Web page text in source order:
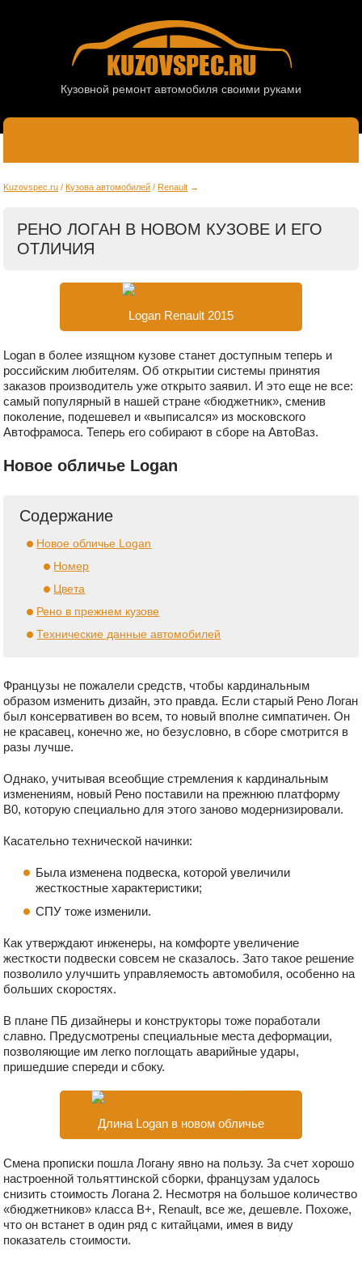
Кузовной ремонт автомобиля своими руками
Kuzovspec.ru Кузова автомобилей Renault
РЕНО ЛОГАН В НОВОМ КУЗОВЕ И ЕГО
ОТЛИЧИЯ
Logan Renault 2015
Logan в более изящном кузове станет доступным теперь и
российским любителям. Об открытии системы принятия
заказов производитель уже открыто заявил. И это еще не все:
самый популярный в нашей стране «бюджетник», сменив
поколение, подешевел и «выписался» из московского
Автофрамоса. Теперь его собирают в сборе на АвтоВаз.
Новое обличье Logan
Содержание
Новое обличье Logan
Номер
Цвета
Рено в прежнем кузове
Технические данные автомобилей
Французы не пожалели средств, чтобы кардинальным
образом изменить дизайн, это правда. Если старый Рено Логан
был консервативен во всем, то новый вполне симпатичен. Он
не красавец, конечно же, но безусловно, в сборе смотрится в
разы лучше.
Однако, учитывая всеобщие стремления к кардинальным
изменениям, новый Рено поставили на прежнюю платформу
В0, которую специально для этого заново модернизировали.
Касательно технической начинки:
Была изменена подвеска, которой увеличили
жесткостные характеристики;
СПУ тоже изменили.
Как утверждают инженеры, на комфорте увеличение
жесткости подвески совсем не сказалось. Зато такое решение
позволило улучшить управляемость автомобиля, особенно на
больших скоростях.
В плане ПБ дизайнеры и конструкторы тоже поработали
славно. Предусмотрены специальные места деформации,
позволяющие им легко поглощать аварийные удары,
пришедшие спереди и сбоку.
Длина Logan в новом обличье
Смена прописки пошла Логану явно на пользу. За счет хорошо
настроенной тольяттинской сборки, французам удалось
снизить стоимость Логана 2. Несмотря на большое количество
«бюджетников» класса В+, Renault, все же, дешевле. Похоже,
что он встанет в один ряд с китайцами, имея в виду
показатель стоимости.